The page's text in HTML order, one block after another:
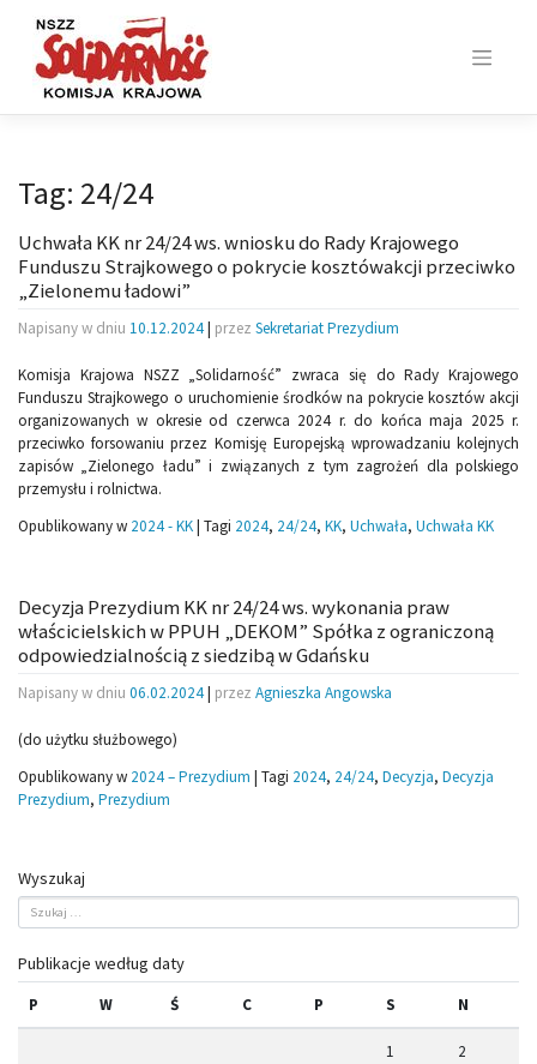
content
Tag: 24/24
Uchwała KK nr 24/24 ws. wniosku do Rady Krajowego
Funduszu Strajkowego o pokrycie kosztówakcji przeciwko
„Zielonemu ładowi”
Napisany w dniu 10.12.2024| przez Sekretariat Prezydium
Komisja Krajowa NSZZ „Solidarność” zwraca się do Rady Krajowego
Funduszu Strajkowego o uruchomienie środków na pokrycie kosztów akcji
organizowanych w okresie od czerwca 2024 r. do końca maja 2025 r.
przeciwko forsowaniu przez Komisję Europejską wprowadzaniu kolejnych
zapisów „Zielonego ładu” i związanych z tym zagrożeń dla polskiego
przemysłu i rolnictwa.
Opublikowany w 2024 - KK| Tagi 2024, 24/24, KK, Uchwała, Uchwała KK
Decyzja Prezydium KK nr 24/24 ws. wykonania praw
właścicielskich w PPUH „DEKOM” Spółka z ograniczoną
odpowiedzialnością z siedzibą w Gdańsku
Napisany w dniu 06.02.2024| przez Agnieszka Angowska
(do użytku służbowego)
Opublikowany w 2024 – Prezydium | Tagi 2024, 24/24, Decyzja, Decyzja
Prezydium, Prezydium
Wyszukaj
Publikacje według daty
P W Ś C P S N
1 2